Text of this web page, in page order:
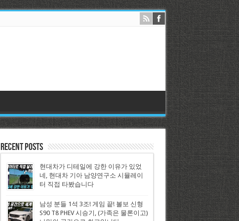
Recent Posts
현대차가 디테일에 강한 이유가 있었
네, 현대차 기아 남양연구소 시뮬레이
터 직접 타봤습니다
남성 분들 1석 3조! 게임 끝! 볼보 신형
S90 T8 PHEV 시승기, (가족은 물론이고)